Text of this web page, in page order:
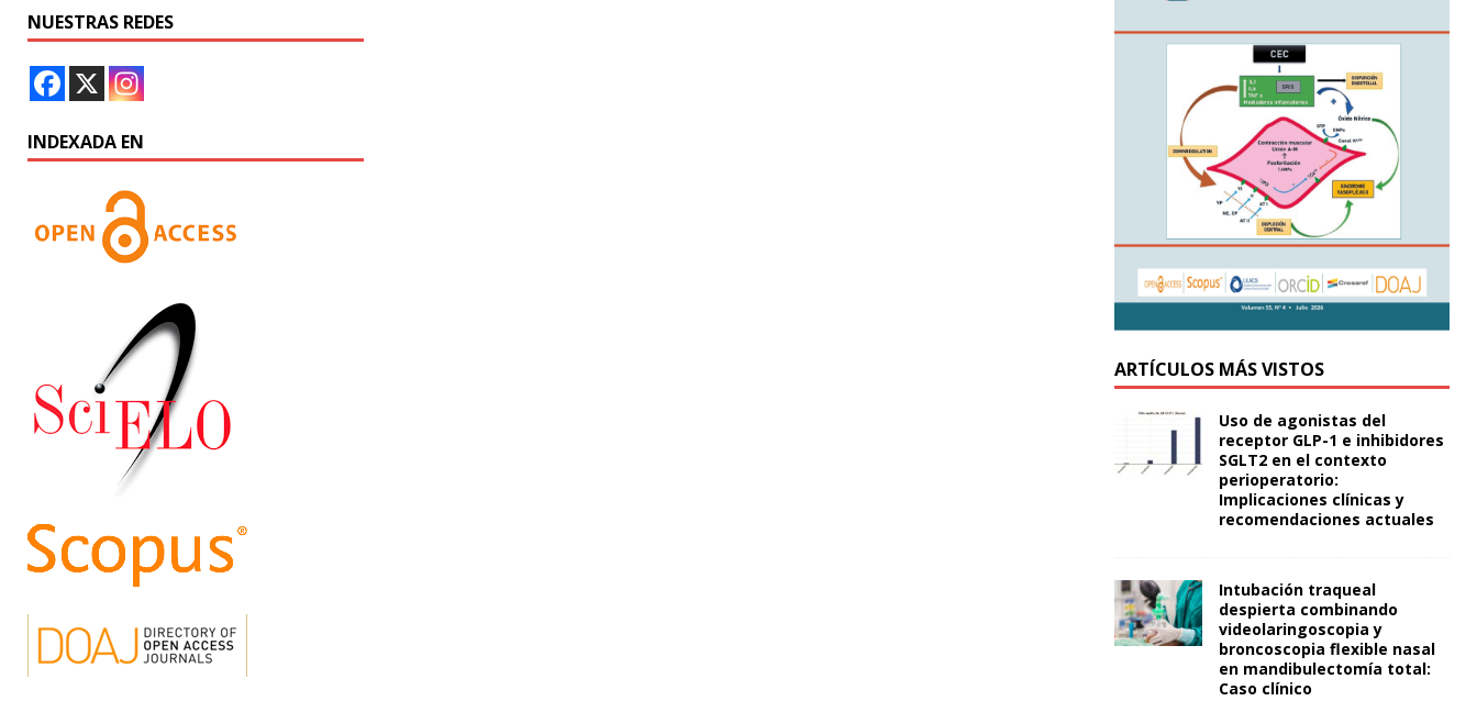
NUESTRAS REDES
INDEXADA EN
ARTÍCULOS MÁS VISTOS
Uso de agonistas del
receptor GLP-1 e inhibidores
SGLT2 en el contexto
perioperatorio:
Implicaciones clínicas y
recomendaciones actuales
Intubación traqueal
despierta combinando
videolaringoscopia y
broncoscopia flexible nasal
en mandibulectomía total:
Caso clínico